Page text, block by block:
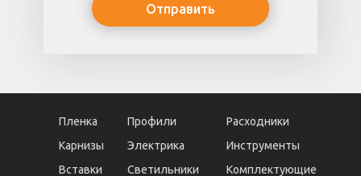
Отправить
Пленка Профили
Вставки Комплектующие
Светильники
Карнизы Электрика Инструменты
Расходники